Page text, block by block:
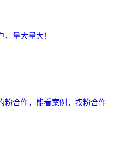
量大量大！
粉合作，能看案例，按粉合作